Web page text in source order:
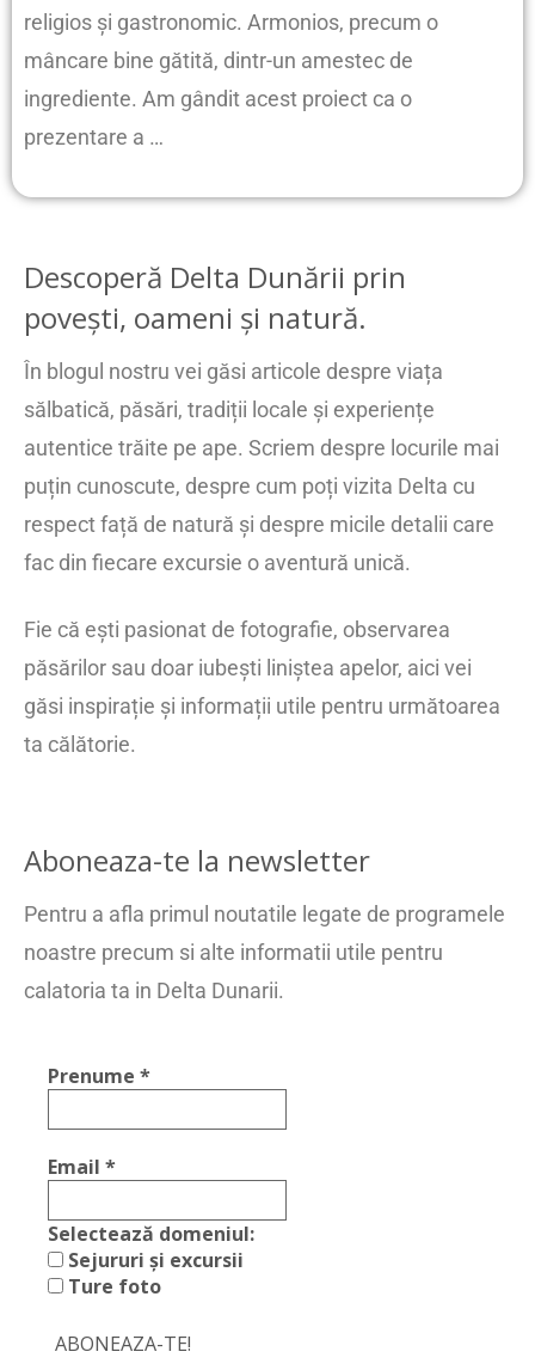
religios și gastronomic. Armonios, precum o
mâncare bine gătită, dintr-un amestec de
ingrediente. Am gândit acest proiect ca o
prezentare a …
Descoperă Delta Dunării prin
povești, oameni și natură.
În blogul nostru vei găsi articole despre viața
sălbatică, păsări, tradiții locale și experiențe
autentice trăite pe ape. Scriem despre locurile mai
puțin cunoscute, despre cum poți vizita Delta cu
respect față de natură și despre micile detalii care
fac din fiecare excursie o aventură unică.
Fie că ești pasionat de fotografie, observarea
păsărilor sau doar iubești liniștea apelor, aici vei
găsi inspirație și informații utile pentru următoarea
ta călătorie.
Aboneaza-te la newsletter
Pentru a afla primul noutatile legate de programele
noastre precum si alte informatii utile pentru
calatoria ta in Delta Dunarii.
Prenume *
Email *
Selectează domeniul:
Sejururi și excursii
Ture foto